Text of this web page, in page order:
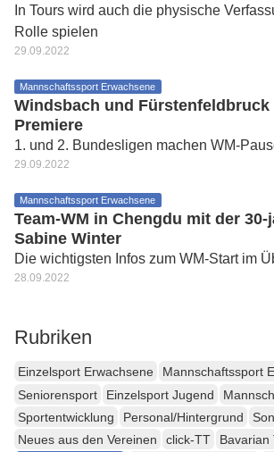
In Tours wird auch die physische
Rolle spielen
29.09.2022
Mannschaftssport Erwachsene
Windsbach und
Premiere
1. und 2. Bundesligen machen WM-
29.09.2022
Mannschaftssport Erwachsene
Team-WM in Chengdu mit der 30-
Sabine Winter
Die wichtigsten Infos zum WM-Start im
28.09.2022
Rubriken
Einzelsport Erwachsene
Mannschaftssport
Seniorensport
Einzelsport Jugend
Sportentwicklung
Personal/Hintergrund
Neues aus den Vereinen
click-TT
Bavarian